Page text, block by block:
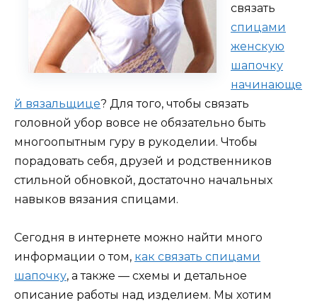
связать
спицами
женскую
шапочку
начинающе
й вязальщице? Для того, чтобы связать
головной убор вовсе не обязательно быть
многоопытным гуру в рукоделии. Чтобы
порадовать себя, друзей и родственников
стильной обновкой, достаточно начальных
навыков вязания спицами.
Сегодня в интернете можно найти много
информации о том, как связать спицами
шапочку, а также — схемы и детальное
описание работы над изделием. Мы хотим